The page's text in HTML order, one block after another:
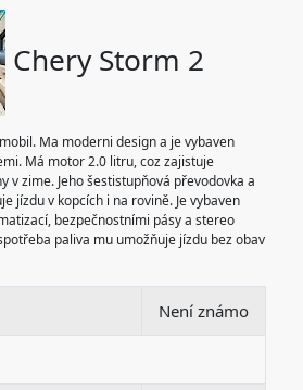
Chery Storm 2
Ma moderni design a je vybaven
Má motor 2.0 litru, coz zajistuje
v zime. Jeho šestistupňová převodovka a
jízdu v kopcích i na rovině. Je vybaven
bezpečnostními pásy a stereo
paliva mu umožňuje jízdu bez obav
Není známo